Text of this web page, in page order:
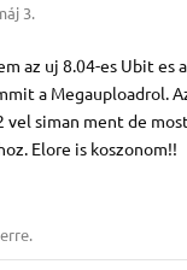
3.
az uj 8.04-es Ubit es
a Megauploadrol.
vel siman ment de
Elore is koszonom!!